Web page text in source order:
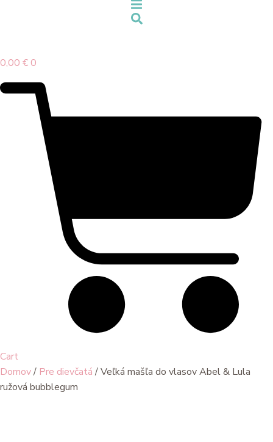
0,00 € 0
Cart
Domov/ Pre dievčatá/ Veľká mašľa do vlasov Abel & Lula
ružová bubblegum